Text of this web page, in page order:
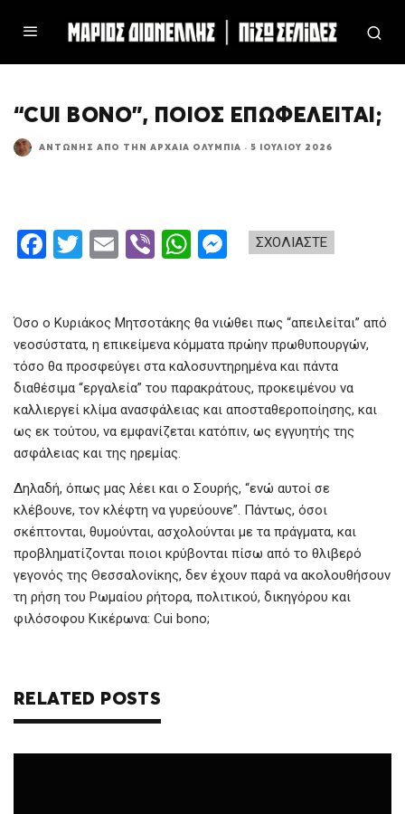
“CUI BONO”, ΠΟΙΟΣ ΕΠΩΦΕΛΕΊΤΑΙ;
ΑΝΤΏΝΗΣ ΑΠΌ ΤΗΝ ΑΡΧΑΊΑ ΟΛΥΜΠΊΑ · 5 ΙΟΥΛΊΟΥ 2026
ΣΧΟΛΙΑΣΤΕ
F
b
o
o
k
T
er
E
Vi W
s
A
p
p
n
g
er
Όσο ο Κυριάκος Μητσοτάκης θα νιώθει πως “απειλείται” από
νεοσύστατα, η επικείμενα κόμματα πρώην πρωθυπουργών,
τόσο θα προσφεύγει στα καλοσυντηρημένα και πάντα
διαθέσιμα “εργαλεία” του παρακράτους, προκειμένου να
καλλιεργεί κλίμα ανασφάλειας και αποσταθεροποίησης, και
ως εκ τούτου, να εμφανίζεται κατόπιν, ως εγγυητής της
ασφάλειας και της ηρεμίας.
Δηλαδή, όπως μας λέει και ο Σουρής, “ενώ αυτοί σε
κλέβουνε, τον κλέφτη να γυρεύουνε”. Πάντως, όσοι
σκέπτονται, θυμούνται, ασχολούνται με τα πράγματα, και
προβληματίζονται ποιοι κρύβονται πίσω από το θλιβερό
γεγονός της Θεσσαλονίκης, δεν έχουν παρά να ακολουθήσουν
τη ρήση του Ρωμαίου ρήτορα, πολιτικού, δικηγόρου και
φιλόσοφου Κικέρωνα: Cui bono;
RELATED POSTS